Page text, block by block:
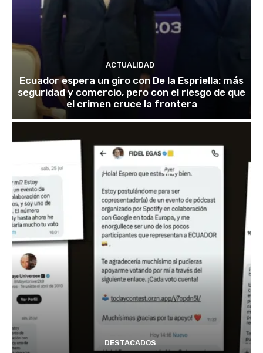
ACTUALIDAD
Ecuador espera un giro con De la Espriella: más
seguridad y comercio, pero con el riesgo de que
el crimen cruce la frontera
DESTACADOS